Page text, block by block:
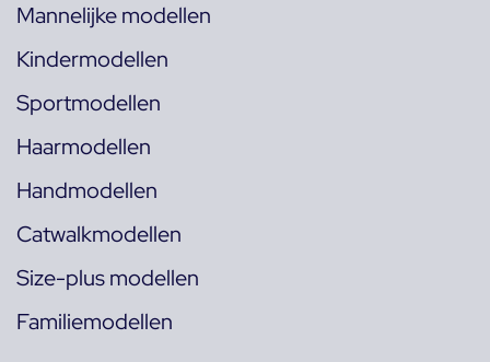
Mannelijke modellen
Kindermodellen
Sportmodellen
Haarmodellen
Handmodellen
Catwalkmodellen
Size-plus modellen
Familiemodellen